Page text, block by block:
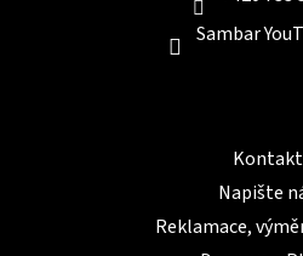
u
Sambar
Napište
Reklamace,